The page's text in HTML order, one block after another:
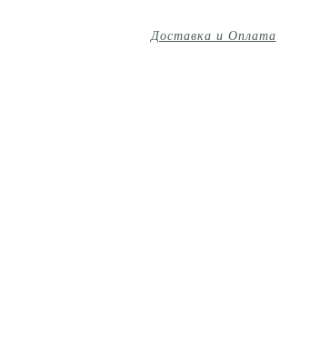
Доставка и Оплата